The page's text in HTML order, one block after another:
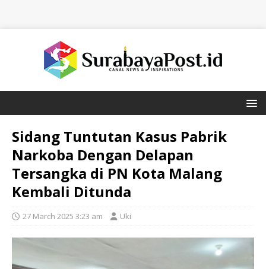
Sidang Tuntutan Kasus Pabrik
Narkoba Dengan Delapan
Tersangka di PN Kota Malang
Kembali Ditunda
27 March 2025 3:23 am Uki